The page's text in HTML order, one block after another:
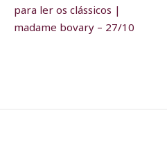
para ler os clássicos |
madame bovary – 27/10